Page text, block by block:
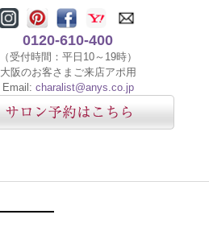
0120-610-400
（受付時間：平日10～19時）
大阪のお客さまご来店アポ用
Email: charalist@anys.co.jp